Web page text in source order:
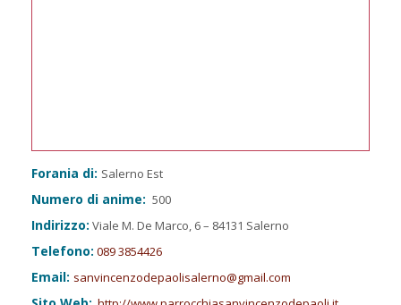
Forania di: Salerno Est
Numero di anime: 500
Indirizzo: Viale M. De Marco, 6 – 84131 Salerno
Telefono: 089 3854426
Email: sanvincenzodepaolisalerno@gmail.com